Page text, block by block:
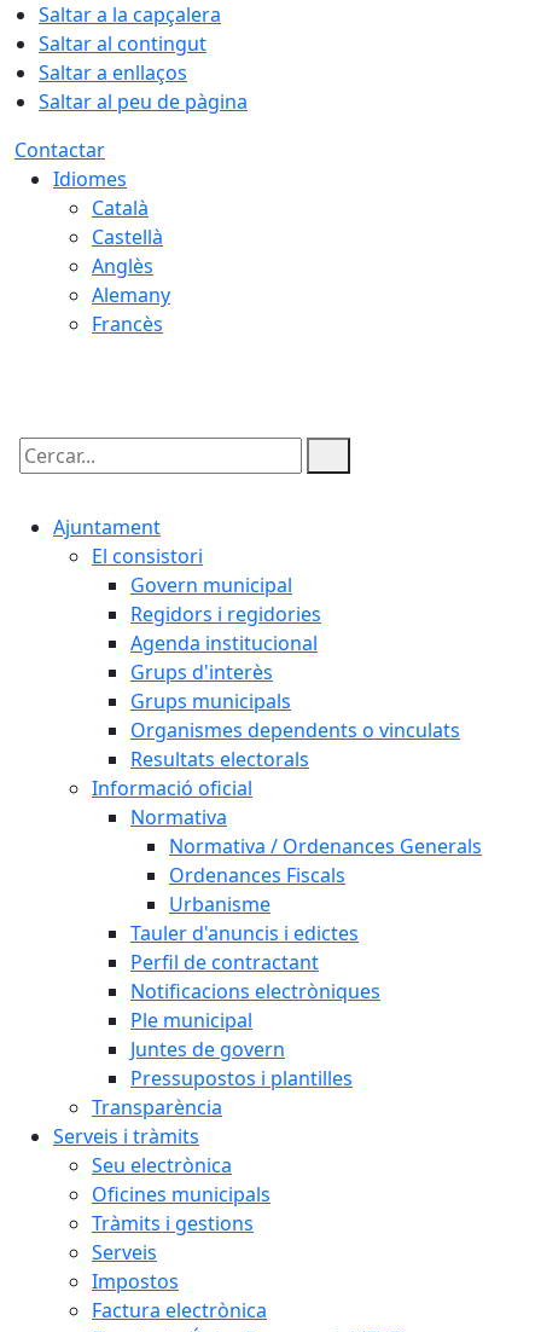
Saltar a la capçalera
Saltar al contingut
Saltar a enllaços
Saltar al peu de pàgina
Contactar
Idiomes
Català
Castellà
Anglès
Alemany
Francès
Cercar:
Ajuntament
El consistori
Govern municipal
Regidors i regidories
Agenda institucional
Grups d'interès
Grups municipals
Organismes dependents o vinculats
Resultats electorals
Informació oficial
Normativa
Normativa / Ordenances Generals
Ordenances Fiscals
Urbanisme
Tauler d'anuncis i edictes
Perfil de contractant
Notificacions electròniques
Ple municipal
Juntes de govern
Pressupostos i plantilles
Transparència
Serveis i tràmits
Seu electrònica
Oficines municipals
Tràmits i gestions
Serveis
Impostos
Factura electrònica